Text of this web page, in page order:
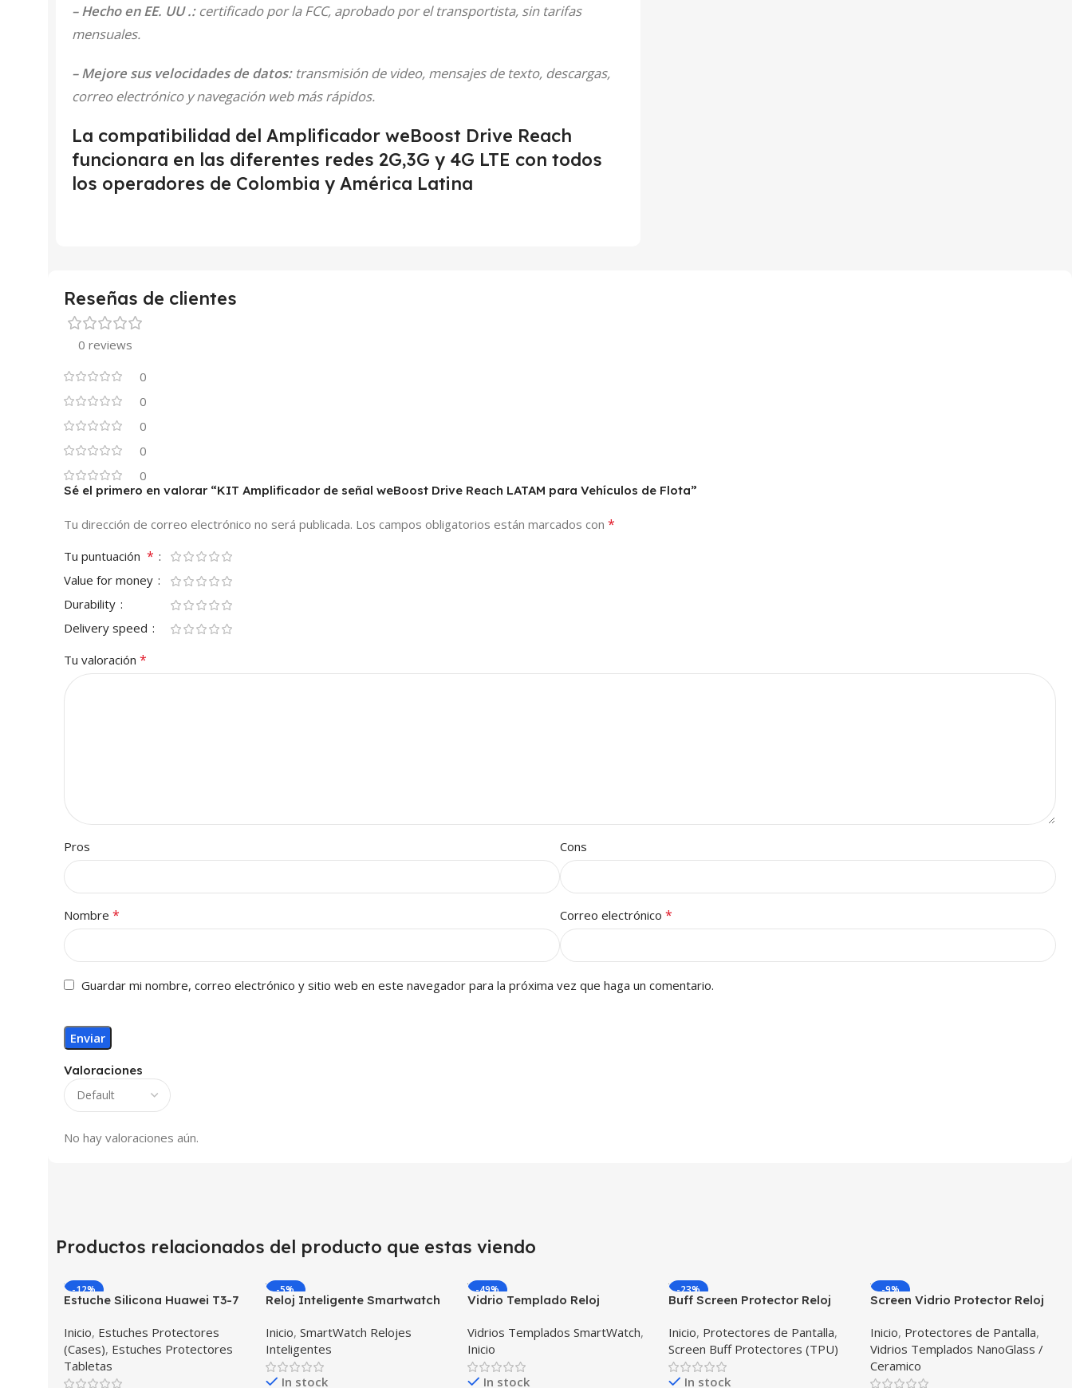
– Hecho en EE. UU .:certificado por la FCC, aprobado por el transportista, sin tarifas
mensuales.
– Mejore sus velocidades de datos:transmisión de video, mensajes de texto, descargas,
correo electrónico y navegación web más rápidos.
La compatibilidad del Amplificador weBoost Drive Reach
funcionara en las diferentes redes 2G,3G y 4G LTE con todos
los operadores de Colombia y América Latina
Reseñas de clientes
0 reviews
0
0
0
0
0
Valoraciones
No hay valoraciones aún.
Sé el primero en valorar “KIT Amplificador de señal weBoost Drive Reach LATAM para Vehículos de Flota”
Tu dirección de correo electrónico no será publicada. Los campos obligatorios están marcados con *
Tu puntuación *
Value for money
Durability
Delivery speed
Tu valoración *
Pros Cons
Nombre * Correo electrónico *
Guardar mi nombre, correo electrónico y sitio web en este navegador para la próxima vez que haga un comentario.
Productos relacionados del producto que estas viendo
-12%
Estuche Silicona Huawei T3-7
Inicio, Estuches Protectores
(Cases), Estuches Protectores
Tabletas
-5%
Reloj Inteligente Smartwatch
Estuche protector – GPS
Inicio, SmartWatch Relojes
Inteligentes
In stock
-49%
Vidrio Templado Reloj
Huawei Gt2 46mm
Vidrios Templados SmartWatch,
Inicio
In stock
-23%
Buff Screen Protector Reloj
Samsung Galaxy Active
Inicio, Protectores de Pantalla,
Screen Buff Protectores (TPU)
In stock
-9%
Screen Vidrio Protector Reloj
Unidades
Inicio, Protectores de Pantalla,
Vidrios Templados NanoGlass /
Ceramico